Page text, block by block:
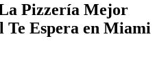
Pizzería Mejor
Te Espera en Miami